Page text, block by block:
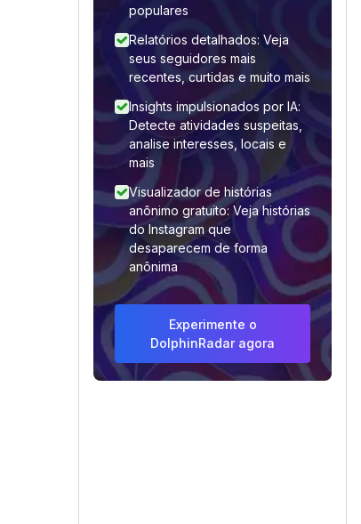
populares
Relatórios detalhados: Veja
seus seguidores mais
recentes, curtidas e muito mais
Insights impulsionados por IA:
Detecte atividades suspeitas,
analise interesses, locais e
mais
Visualizador de histórias
anônimo gratuito: Veja histórias
do Instagram que
desaparecem de forma
anônima
Experimente o
DolphinRadar agora